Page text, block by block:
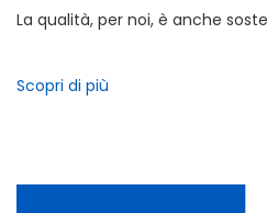
La qualità, per noi, è anche
Scopri di più